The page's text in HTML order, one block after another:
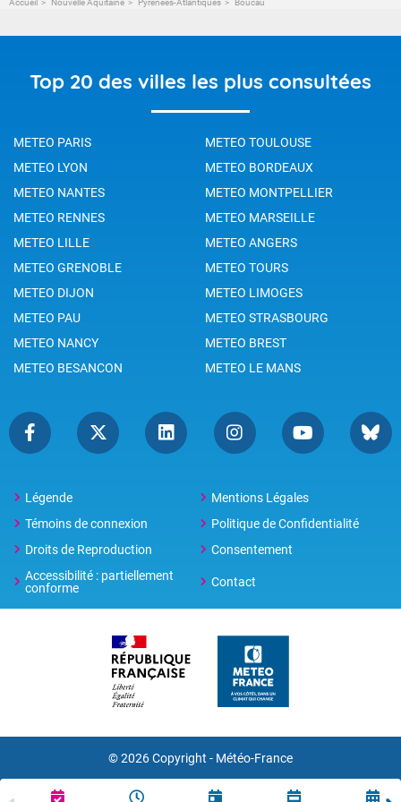
Top 20 des villes les plus consultées
METEO PARIS
METEO TOULOUSE
METEO LYON
METEO BORDEAUX
METEO NANTES
METEO MONTPELLIER
METEO RENNES
METEO MARSEILLE
METEO LILLE
METEO ANGERS
METEO GRENOBLE
METEO TOURS
METEO DIJON
METEO LIMOGES
METEO PAU
METEO STRASBOURG
METEO NANCY
METEO BREST
METEO BESANCON
METEO LE MANS
Légende
Mentions Légales
Témoins de connexion
Politique de Confidentialité
Droits de Reproduction
Consentement
Accessibilité : partiellement
conforme
Contact
© 2026 Copyright - Météo-France